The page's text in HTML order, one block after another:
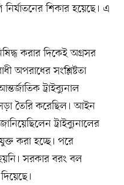
শিকার হয়েছে। এ
করার দিকেই অগ্রসর
অপরাধের সংশ্লিষ্টতা
ট্রাইব্যুনাল
তৈরি করেছিল। আইন
ট্রাইব্যুনালের
করা হচ্ছে। পরে
সরকার বরং বল